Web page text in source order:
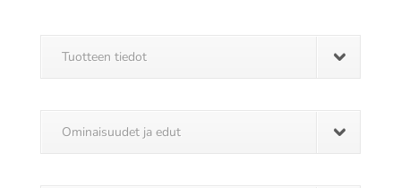
Tuotteen tiedot
Ominaisuudet ja edut